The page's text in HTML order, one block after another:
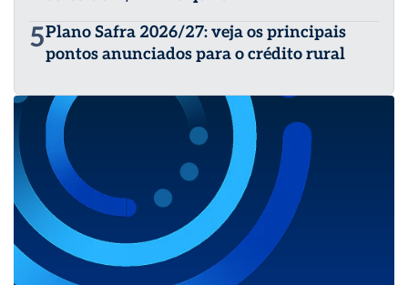
5Plano Safra 2026/27: veja os principais
pontos anunciados para o crédito rural